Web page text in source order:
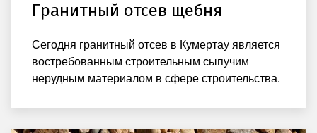
Гранитный отсев щебня
Сегодня гранитный отсев в Кумертау является
востребованным строительным сыпучим
нерудным материалом в сфере строительства.